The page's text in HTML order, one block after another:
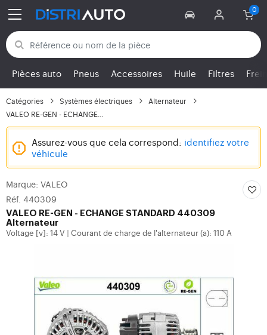
Retour aux catégories
Pièces auto Pneus Accessoires Huile Filtres
Catégories Systèmes électriques
Alternateur
Assurez-vous que cela correspond: identifiez votre
véhicule
Marque: VALEO
Réf. 440309
VALEO RE-GEN - ECHANGE STANDARD 440309
Alternateur
Voltage [v]: 14 V Courant de charge de l'alternateur (a): 110 A